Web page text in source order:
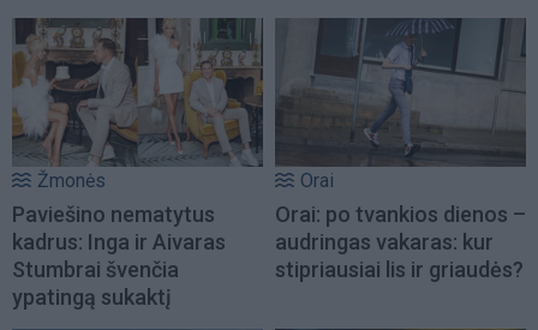
Žmonės
Paviešino nematytus
kadrus: Inga ir Aivaras
Stumbrai švenčia
ypatingą sukaktį
Orai
Orai: po tvankios dienos –
audringas vakaras: kur
stipriausiai lis ir griaudės?